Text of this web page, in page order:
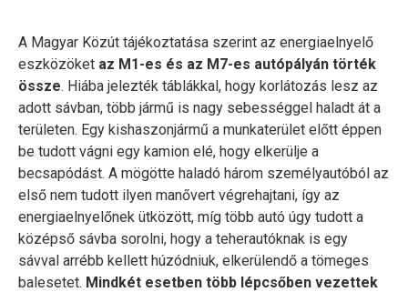
A Magyar Közút tájékoztatása szerint az energiaelnyelő
eszközöket az M1-es és az M7-es autópályán törték
össze. Hiába jelezték táblákkal, hogy korlátozás lesz az
adott sávban, több jármű is nagy sebességgel haladt át a
területen. Egy kishaszonjármű a munkaterület előtt éppen
be tudott vágni egy kamion elé, hogy elkerülje a
becsapódást. A mögötte haladó három személyautóból az
első nem tudott ilyen manővert végrehajtani, így az
energiaelnyelőnek ütközött, míg több autó úgy tudott a
középső sávba sorolni, hogy a teherautóknak is egy
sávval arrébb kellett húzódniuk, elkerülendő a tömeges
balesetet. Mindkét esetben több lépcsőben vezettek